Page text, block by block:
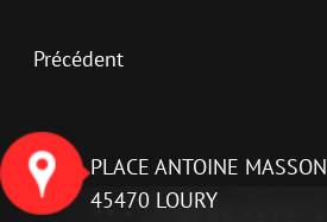
Précédent
PLACE ANTOINE MASSON
45470 LOURY